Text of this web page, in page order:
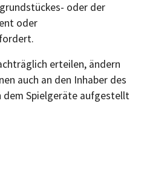
oder der
oder
erteilen, ändern
auch an den Inhaber des
Spielgeräte aufgestellt